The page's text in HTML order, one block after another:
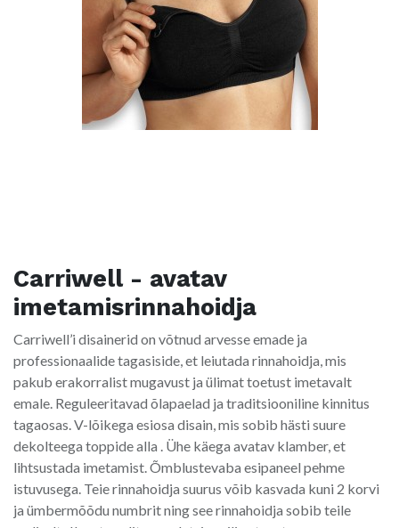
Carriwell - avatav
imetamisrinnahoidja
Carriwell’i disainerid on võtnud arvesse emade ja
professionaalide tagasiside, et leiutada rinnahoidja, mis
pakub erakorralist mugavust ja ülimat toetust imetavalt
emale. Reguleeritavad õlapaelad ja traditsiooniline kinnitus
tagaosas. V-lõikega esiosa disain, mis sobib hästi suure
dekolteega toppide alla . Ühe käega avatav klamber, et
lihtsustada imetamist. Õmblustevaba esipaneel pehme
istuvusega. Teie rinnahoidja suurus võib kasvada kuni 2 korvi
ja ümbermõõdu numbrit ning see rinnahoidja sobib teile